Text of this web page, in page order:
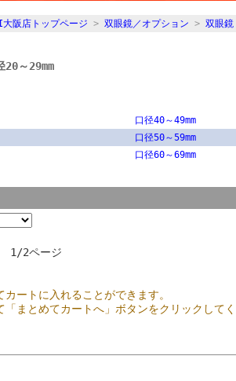
大阪店トップページ > 双眼鏡／オプション > 双眼鏡
～29mm
口径40～49mm
口径50～59mm
口径60～69mm
1/2ページ
ートに入れることができます。
「まとめてカートへ」ボタンをクリックし